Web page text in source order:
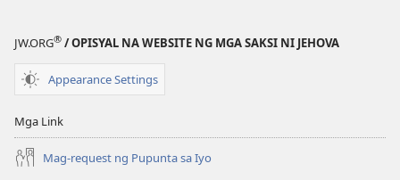
JW.ORG® / OPISYAL NA WEBSITE NG MGA SAKSI NI JEHOVA
Appearance Settings
Mga Link
Mag-request ng Pupunta sa Iyo